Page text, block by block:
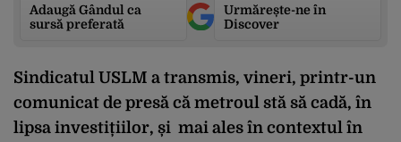
Adaugă Gândul ca
sursă preferată
Urmărește-ne în
Discover
Sindicatul USLM a transmis, vineri, printr-un
comunicat de presă că metroul stă să cadă, în
lipsa investițiilor, și mai ales în contextul în